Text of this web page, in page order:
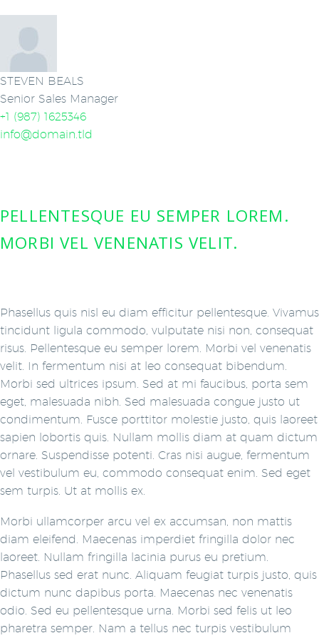
STEVEN BEALS
Senior Sales Manager
+1 (987) 1625346
info@domain.tld
PELLENTESQUE EU SEMPER LOREM.
MORBI VEL VENENATIS VELIT.
Phasellus quis nisl eu diam efficitur pellentesque. Vivamus
tincidunt ligula commodo, vulputate nisi non, consequat
risus. Pellentesque eu semper lorem. Morbi vel venenatis
velit. In fermentum nisi at leo consequat bibendum.
Morbi sed ultrices ipsum. Sed at mi faucibus, porta sem
eget, malesuada nibh. Sed malesuada congue justo ut
condimentum. Fusce porttitor molestie justo, quis laoreet
sapien lobortis quis. Nullam mollis diam at quam dictum
ornare. Suspendisse potenti. Cras nisi augue, fermentum
vel vestibulum eu, commodo consequat enim. Sed eget
sem turpis. Ut at mollis ex.
Morbi ullamcorper arcu vel ex accumsan, non mattis
diam eleifend. Maecenas imperdiet fringilla dolor nec
laoreet. Nullam fringilla lacinia purus eu pretium.
Phasellus sed erat nunc. Aliquam feugiat turpis justo, quis
dictum nunc dapibus porta. Maecenas nec venenatis
odio. Sed eu pellentesque urna. Morbi sed felis ut leo
pharetra semper. Nam a tellus nec turpis vestibulum